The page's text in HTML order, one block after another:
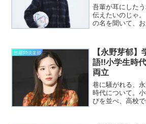
吾輩が耳にした
伝えたいのじゃ
の名を聞いて、
怒羅悶倶楽部
【永野芽郁
語!!小学生時
両立
巷に騒がれる、
時代について。
びを並べ、高校